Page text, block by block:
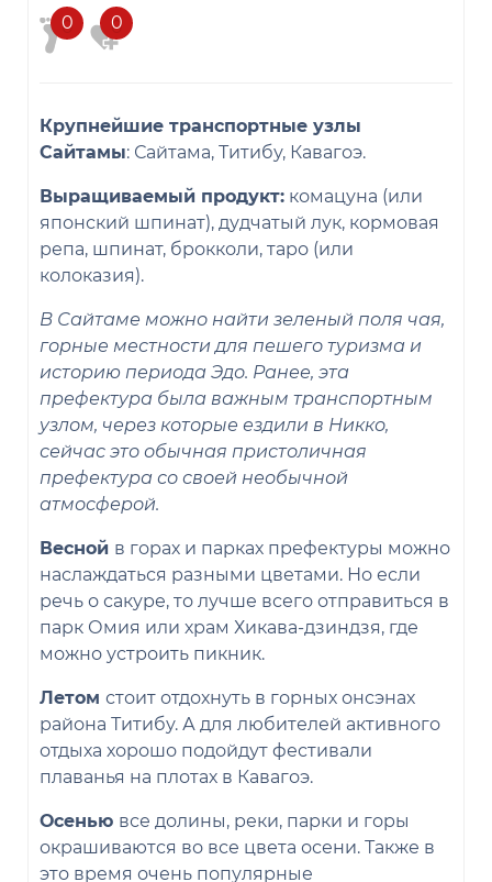
0 0
Крупнейшие транспортные узлы
Сайтамы: Сайтама, Титибу, Кавагоэ.
Выращиваемый продукт: комацуна (или
японский шпинат), дудчатый лук, кормовая
репа, шпинат, брокколи, таро (или
колоказия).
В Сайтаме можно найти зеленый поля чая,
горные местности для пешего туризма и
историю периода Эдо. Ранее, эта
префектура была важным транспортным
узлом, через которые ездили в Никко,
сейчас это обычная пристоличная
префектура со своей необычной
атмосферой.
Весной в горах и парках префектуры можно
наслаждаться разными цветами. Но если
речь о сакуре, то лучше всего отправиться в
парк Омия или храм Хикава-дзиндзя, где
можно устроить пикник.
Летом стоит отдохнуть в горных онсэнах
района Титибу. А для любителей активного
отдыха хорошо подойдут фестивали
плаванья на плотах в Кавагоэ.
Осенью все долины, реки, парки и горы
окрашиваются во все цвета осени. Также в
это время очень популярные